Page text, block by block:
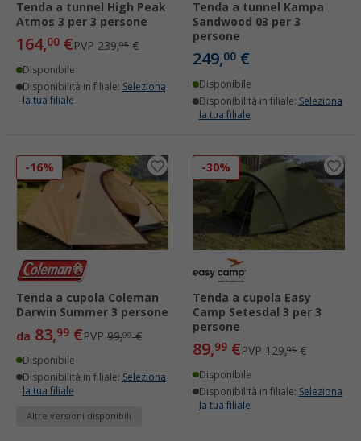
Tenda a tunnel High Peak
Atmos 3 per 3 persone
164,00 €PVP 239,95€
Disponibile
Disponibilità in filiale: Seleziona
la tua filiale
Tenda a tunnel Kampa
Sandwood 03 per 3
persone
249,00 €
Disponibile
Disponibilità in filiale: Seleziona
la tua filiale
-16%
Tenda a cupola Coleman
Darwin Summer 3 persone
da 83,99 €PVP 99,99€
Disponibile
Disponibilità in filiale: Seleziona
la tua filiale
Altre versioni disponibili
-30%
Tenda a cupola Easy
Camp Setesdal 3 per 3
persone
89,99 €PVP 129,95€
Disponibile
Disponibilità in filiale: Seleziona
la tua filiale